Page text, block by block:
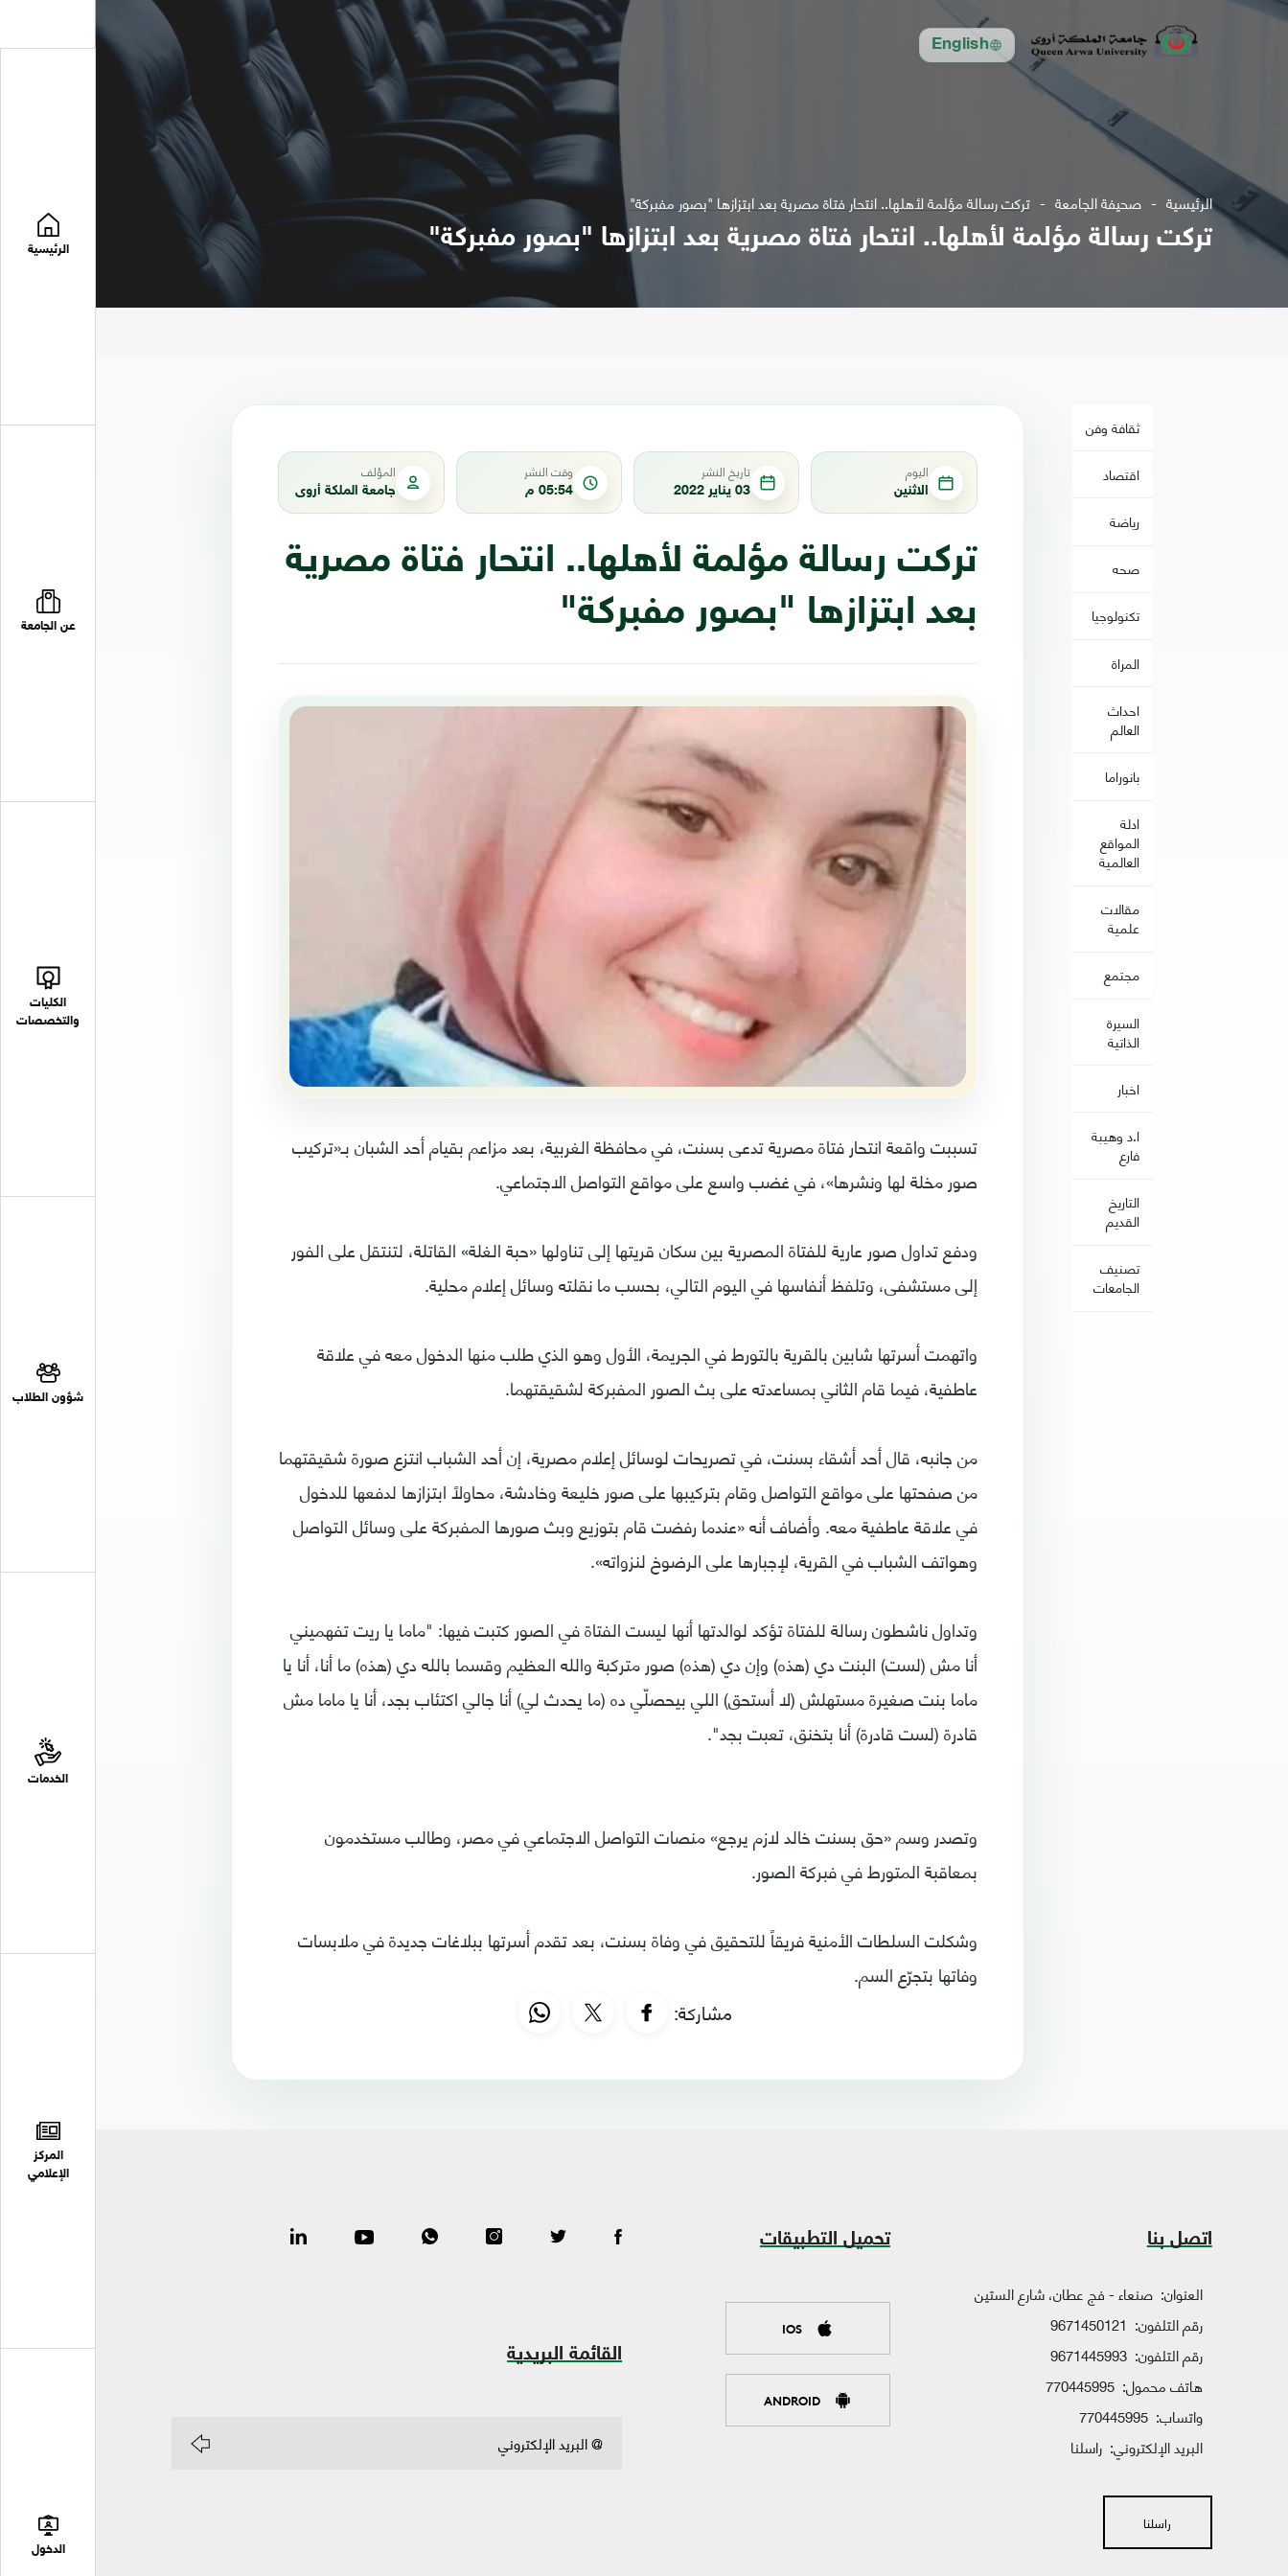
English
الرئيسية
عن الجامعة
الكليات
والتخصصات
شؤون الطلاب
الخدمات
المركز
الإعلامي
الدخول
الرئيسية صحيفة الجامعة تركت رسالة مؤلمة لأهلها.. انتحار فتاة مصرية بعد ابتزازها "بصور مفبركة"
تركت رسالة مؤلمة لأهلها.. انتحار فتاة مصرية بعد ابتزازها "بصور مفبركة"
ثقافة وفن
اقتصاد
رياضة
صحه
تكنولوجيا
المراة
احداث
العالم
بانوراما
ادلة
المواقع
العالمية
مقالات
علمية
مجتمع
السيرة
الذاتية
اخبار
ا.د وهيبة
فارع
التاريخ
القديم
تصنيف
الجامعات
اليوم
الاثنين
تاريخ النشر
03 يناير 2022
وقت النشر
05:54 م
المؤلف
جامعة الملكة أروى
تركت رسالة مؤلمة لأهلها.. انتحار فتاة مصرية
بعد ابتزازها "بصور مفبركة"
تسببت واقعة انتحار فتاة مصرية تدعى بسنت، في محافظة الغربية، بعد مزاعم بقيام أحد الشبان بـ«تركيب
صور مخلة لها ونشرها»، في غضب واسع على مواقع التواصل الاجتماعي.
ودفع تداول صور عارية للفتاة المصرية بين سكان قريتها إلى تناولها «حبة الغلة» القاتلة، لتنتقل على الفور
إلى مستشفى، وتلفظ أنفاسها في اليوم التالي، بحسب ما نقلته وسائل إعلام محلية.
واتهمت أسرتها شابين بالقرية بالتورط في الجريمة، الأول وهو الذي طلب منها الدخول معه في علاقة
عاطفية، فيما قام الثاني بمساعدته على بث الصور المفبركة لشقيقتهما.
من جانبه، قال أحد أشقاء بسنت، في تصريحات لوسائل إعلام مصرية، إن أحد الشباب انتزع صورة شقيقتهما
من صفحتها على مواقع التواصل وقام بتركيبها على صور خليعة وخادشة، محاولاً ابتزازها لدفعها للدخول
في علاقة عاطفية معه. وأضاف أنه «عندما رفضت قام بتوزيع وبث صورها المفبركة على وسائل التواصل
وهواتف الشباب في القرية، لإجبارها على الرضوخ لنزواته».
وتداول ناشطون رسالة للفتاة تؤكد لوالدتها أنها ليست الفتاة في الصور كتبت فيها: "ماما يا ريت تفهميني
أنا مش (لست) البنت دي (هذه) وإن دي (هذه) صور متركبة والله العظيم وقسما بالله دي (هذه) ما أنا، أنا يا
ماما بنت صغيرة مستهلش (لا أستحق) اللي بيحصلّي ده (ما يحدث لي) أنا جالي اكتئاب بجد، أنا يا ماما مش
قادرة (لست قادرة) أنا بتخنق، تعبت بجد".
وتصدر وسم «حق بسنت خالد لازم يرجع» منصات التواصل الاجتماعي في مصر، وطالب مستخدمون
بمعاقبة المتورط في فبركة الصور.
وشكلت السلطات الأمنية فريقاً للتحقيق في وفاة بسنت، بعد تقدم أسرتها ببلاغات جديدة في ملابسات
وفاتها بتجرّع السم.
مشاركة:
اتصل بنا
العنوان: صنعاء - فج عطان، شارع الستين
رقم التلفون: 9671450121
رقم التلفون: 9671445993
هاتف محمول: 770445995
واتساب: 770445995
البريد الإلكتروني: راسلنا
راسلنا
تحميل التطبيقات
IOS
ANDROID
القائمة البريدية